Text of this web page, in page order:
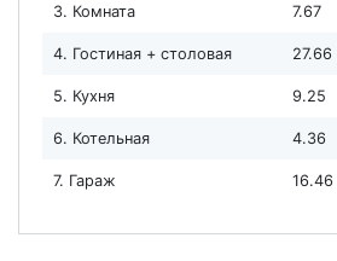
3. Комната 7.67
4. Гостиная + столовая 27.66
5. Кухня 9.25
6. Котельная 4.36
7. Гараж 16.46